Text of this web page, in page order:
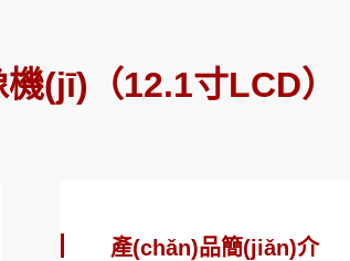
(jī)（12.1寸LCD）
產(chǎn)品簡(jiǎn)介